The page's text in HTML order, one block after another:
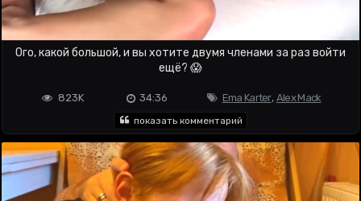
Ого, какой большой, и вы хотите двумя членами за раз войти
ещё? 😱
Ema Karter, Alex Mack
34:36
823K
показать комментарий